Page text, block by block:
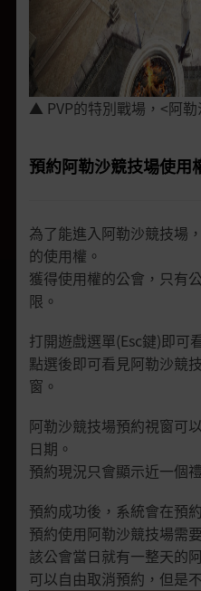
▲ PVP的特別戰場，<阿
預約阿勒沙競技場使用
為了能進入阿勒沙競技場
的使用權。
獲得使用權的公會，只有
限。
打開遊戲選單(Esc鍵)即可
點選後即可看見阿勒沙競
窗。
阿勒沙競技場預約視窗可
日期。
預約現況只會顯示近一個
預約成功後，系統會在預
預約使用阿勒沙競技場需
該公會當日就有一整天的
可以自由取消預約，但是